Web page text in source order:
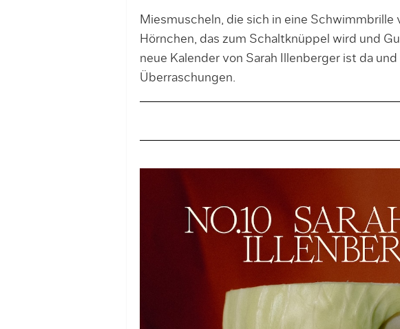
Miesmuscheln, die sich in eine Schwimmbrille
Hörnchen, das zum Schaltknüppel wird und
neue Kalender von Sarah Illenberger ist da
Überraschungen.